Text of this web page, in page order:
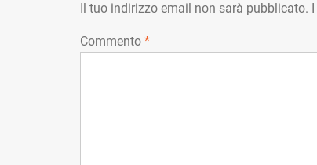
Il tuo indirizzo email non sarà pubblicato.
Commento *